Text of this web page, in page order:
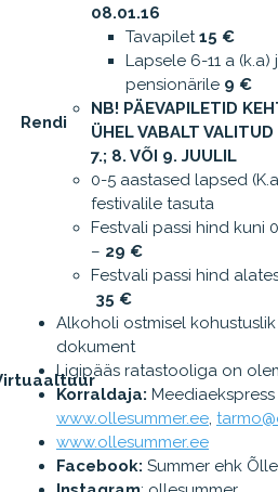
Rendi
08.01.16
Tavapilet15 €
Lapsele 6-11 a (k.a)
pensionärile 9 €
NB! PÄEVAPILETID
ÜHEL VABALT
7.; 8. VÕI 9. JUULIL
0-5 aastased lapsed
festivalile tasuta
Festvali passi hind kuni
– 29 €
Festvali passi hind
35 €
Alkoholi ostmisel
dokument
Ligipääs ratastooliga on
Korraldaja: Meediaekspress
www.ollesummer.ee,
www.ollesummer.ee
Facebook: Summer ehk